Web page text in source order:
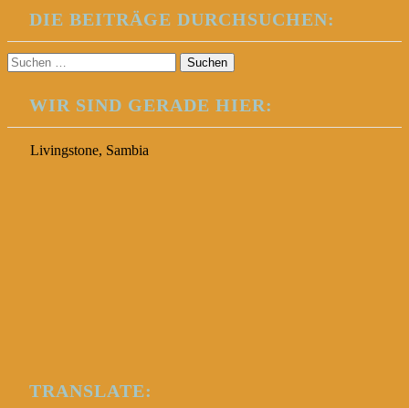
DIE BEITRÄGE DURCHSUCHEN:
Suchen
nach:
WIR SIND GERADE HIER:
Livingstone, Sambia
TRANSLATE: